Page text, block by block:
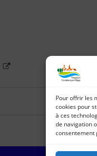
Pour offrir les
cookies pour
à ces
de navigation
consentement